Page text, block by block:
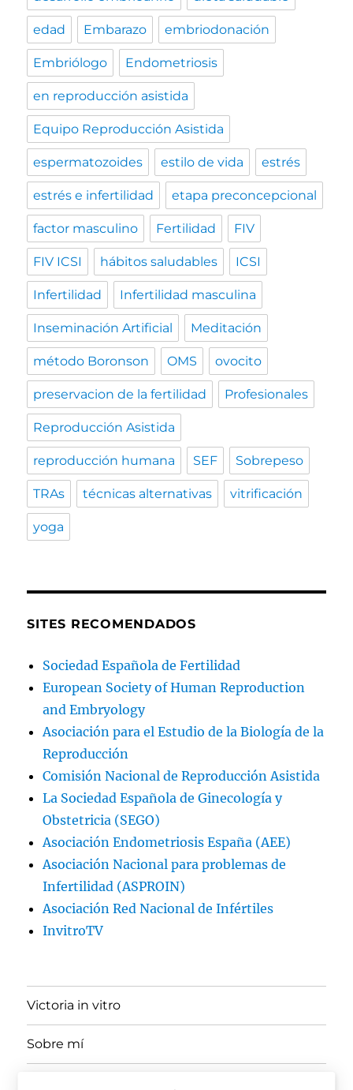
edad Embarazo embriodonación
Embriólogo Endometriosis
en reproducción asistida
Equipo Reproducción Asistida
espermatozoides estilo de vida estrés
estrés e infertilidad etapa preconcepcional
factor masculino Fertilidad FIV
FIV ICSI hábitos saludables ICSI
Infertilidad Infertilidad masculina
Inseminación Artificial Meditación
método Boronson OMS ovocito
preservacion de la fertilidad Profesionales
Reproducción Asistida
reproducción humana SEF Sobrepeso
TRAs técnicas alternativas vitrificación
yoga
SITES RECOMENDADOS
Sociedad Española de Fertilidad
European Society of Human Reproduction
and Embryology
Asociación para el Estudio de la Biología de la
Reproducción
Comisión Nacional de Reproducción Asistida
La Sociedad Española de Ginecología y
Obstetricia (SEGO)
Asociación Endometriosis España (AEE)
Asociación Nacional para problemas de
Infertilidad (ASPROIN)
Asociación Red Nacional de Infértiles
InvitroTV
Victoria in vitro
Sobre mí